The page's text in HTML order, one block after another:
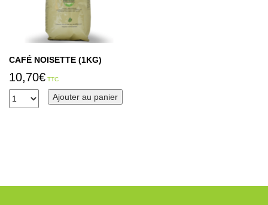
CAFÉ NOISETTE (1KG)
10,70€ TTC
Ajouter au panier